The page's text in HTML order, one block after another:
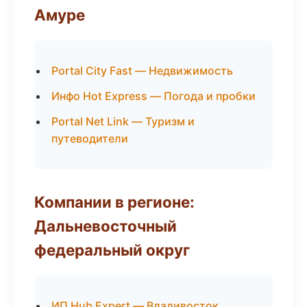
Амуре
Portal City Fast — Недвижимость
Инфо Hot Express — Погода и пробки
Portal Net Link — Туризм и
путеводители
Компании в регионе:
Дальневосточный
федеральный округ